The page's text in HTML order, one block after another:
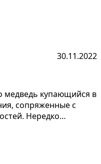
30.11.2022
медведь купающийся в
сопряженные с
Нередко